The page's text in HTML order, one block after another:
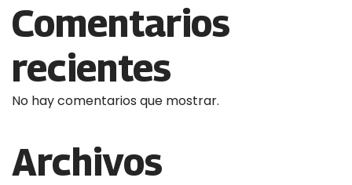
Comentarios
recientes
No hay comentarios que mostrar.
Archivos